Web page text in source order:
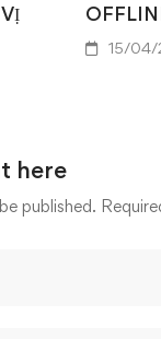
15/04/
here
published.